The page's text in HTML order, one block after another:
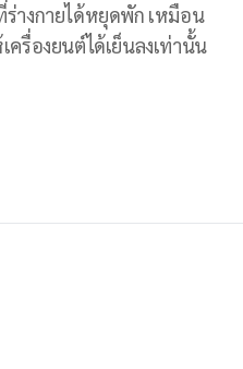
ร่างกายได้หยุดพัก เหมือน
ครื่องยนต์ได้เย็นลงเท่านั้น